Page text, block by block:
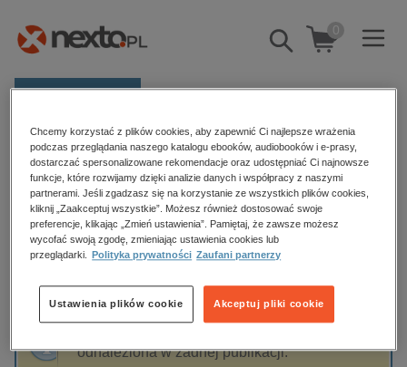
Pokaż/schowaj
wyszukiwarkę
0
Kategorie
Zobacz wszystkie E-prasa
budownictwo, aranżacja wnętrz
biznesowe, branżowe, gospodarka
dzienniki
edukacja
hobby, sport, rozrywka
Strona główna Zakryte lustra
Zakryte lustra
Sortowanie Filtrowanie
odnaleziona w żadnej publikacji.
Chcemy korzystać z plików cookies, aby zapewnić Ci najlepsze wrażenia
podczas przeglądania naszego katalogu ebooków, audiobooków i e-prasy,
dostarczać spersonalizowane rekomendacje oraz udostępniać Ci najnowsze
funkcje, które rozwijamy dzięki analizie danych i współpracy z naszymi
partnerami. Jeśli zgadzasz się na korzystanie ze wszystkich plików cookies,
kliknij „Zaakceptuj wszystkie”. Możesz również dostosować swoje
preferencje, klikając „Zmień ustawienia”. Pamiętaj, że zawsze możesz
wycofać swoją zgodę, zmieniając ustawienia cookies lub
przeglądarki.
Polityka prywatności Zaufani partnerzy
Akceptuj pliki cookie
Ustawienia plików cookie